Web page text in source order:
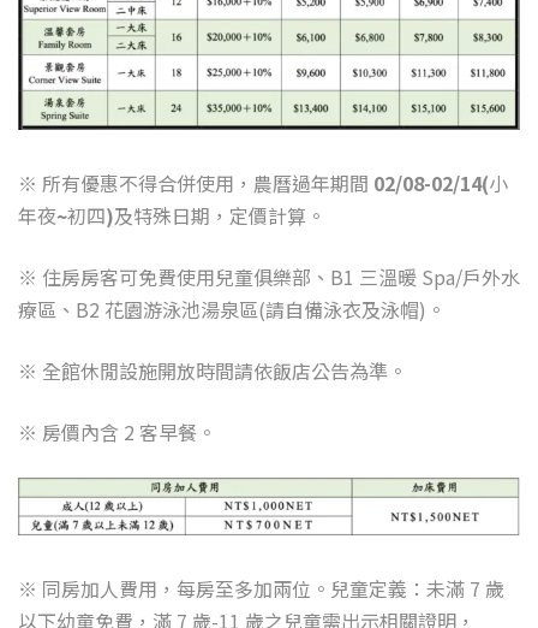
※ 所有優惠不得合併使用，農曆過年期間 02/08-02/14(小
年夜~初四)及特殊日期，定價計算。
※ 住房房客可免費使用兒童俱樂部、 B1 三溫暖 Spa/戶外水
療區、 B2 花園游泳池湯泉區(請自備泳衣及泳帽) 。
※ 全館休閒設施開放時間請依飯店公告為準。
※ 房價內含 2 客早餐。
※ 同房加人費用，每房至多加兩位。兒童定義：未滿 7 歲
以下幼童免費，滿 7 歲-11 歲之兒童需出示相關證明，